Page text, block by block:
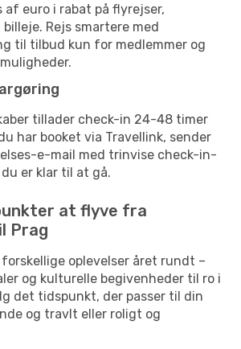
euro i rabat på flyrejser,
Rejs smartere med
til tilbud kun for medlemmer og
tillader check-in 24-48 timer
har booket via Travellink, sender
e-mail med trinvise check-in-
er klar til at gå.
at flyve fra
Prag
oplevelser året rundt –
og kulturelle begivenheder til ro i
det tidspunkt, der passer til din
og travlt eller roligt og